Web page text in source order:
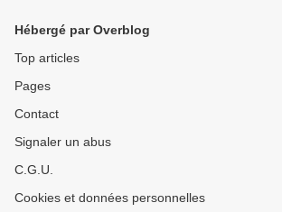
Hébergé par Overblog
Top articles
Pages
Contact
Signaler un abus
C.G.U.
Cookies et données personnelles